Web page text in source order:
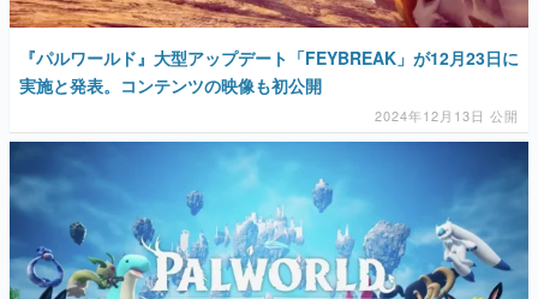
『パルワールド』大型アップデート「FEYBREAK」が12月23日に
実施と発表。コンテンツの映像も初公開
2024年12月13日 公開